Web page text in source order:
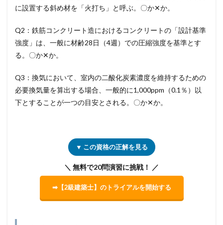
に設置する斜め材を「火打ち」と呼ぶ。〇か✕か。
Q2：鉄筋コンクリート造におけるコンクリートの「設計基準
強度」は、一般に材齢28日（4週）での圧縮強度を基準とす
る。〇か✕か。
Q3：換気において、室内の二酸化炭素濃度を維持するための
必要換気量を算出する場合、一般的に1,000ppm（0.1％）以
下とすることが一つの目安とされる。〇か✕か。
▼ この資格の正解を見る
＼ 無料で20問演習に挑戦！ ／
➡【2級建築士】のトライアルを開始する